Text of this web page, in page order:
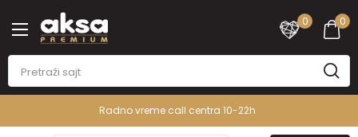
0
0
PREMIUM ASORTIMAN